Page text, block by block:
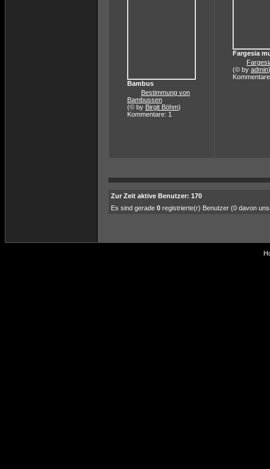
Bambus
Bestimmung von
Bambussen
(© by Birgit Böhm)
Kommentare: 1
Fargesia
(© by admin)
Zur Zeit aktive Benutzer: 170
Es sind gerade 0 registrierte(r) Benutzer (0 davon